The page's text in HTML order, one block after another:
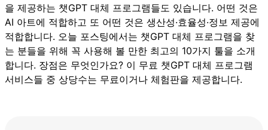
을 제공하는 챗GPT 대체 프로그램들도 있습니다. 어떤 것은
AI 아트에 적합하고 또 어떤 것은 생산성·효율성·정보 제공에
적합합니다. 오늘 포스팅에서는 챗GPT 대체 프로그램을 찾
는 분들을 위해 꼭 사용해 볼 만한 최고의 10가지 툴을 소개
합니다. 장점은 무엇인가요? 이 무료 챗GPT 대체 프로그램
서비스들 중 상당수는 무료이거나 체험판을 제공합니다.